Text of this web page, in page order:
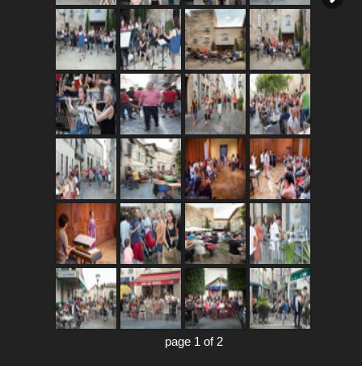
page 1 of 2